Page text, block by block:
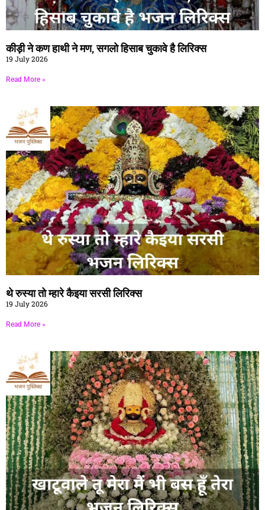
कीड़ी ने कण हाथी ने मण, सगलो हिसाब चुकावे है लिरिक्स
19 July 2026
Read More »
थे रुस्या तो म्हारे कैइया सरसी लिरिक्स
19 July 2026
Read More »